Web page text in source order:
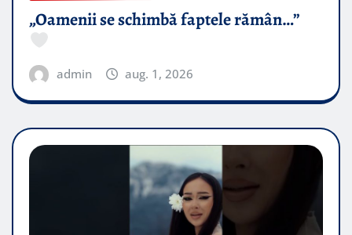
„Oamenii se schimbă faptele rămân…”
admin aug. 1, 2026